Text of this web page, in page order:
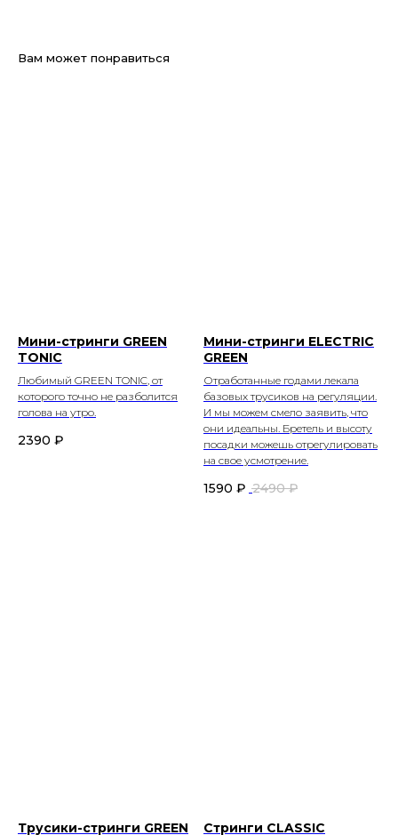
Вам может понравиться
Мини-стринги GREEN
TONIC
Любимый GREEN TONIC, от
которого точно не разболится
голова на утро.
2390 ₽
Мини-стринги ELECTRIC
GREEN
Отработанные годами лекала
базовых трусиков на регуляции.
И мы можем смело заявить, что
они идеальны. Бретель и высоту
посадки можешь отрегулировать
на свое усмотрение.
1590 ₽ 2490 ₽
Трусики-стринги GREEN
Стринги CLASSIC